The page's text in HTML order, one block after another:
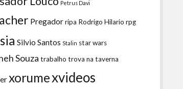
Petrus Davi
Pregadorripa Rodrigo Hilario rpg
Silvio Santos Stalin star wars
Souza trabalho trova na taverna
xorumexvideos